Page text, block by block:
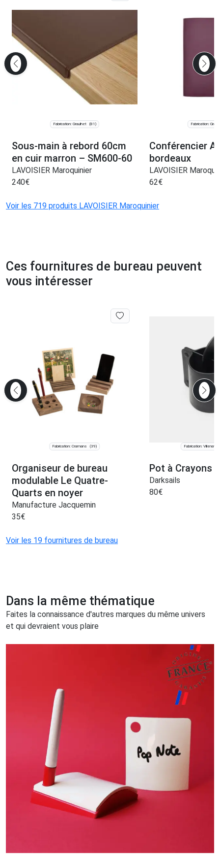
Fabrication: Graulhet (81)
Sous-main à rebord 60cm
en cuir marron – SM600-60
LAVOISIER Maroquinier
240€
Fabrication:
Conférencier
bordeaux
LAVOISIER
62€
Voir les 719 produits LAVOISIER Maroquinier
Ces fournitures de bureau peuvent
vous intéresser
Fabrication: Cramans (39)
Organiseur de bureau
modulable Le Quatre-
Quarts en noyer
Manufacture Jacquemin
35€
Fabrication: Villenave-
Pot à Crayons
Darksails
80€
Voir les 19 fournitures de bureau
Dans la même thématique
Faites la connaissance d'autres marques du même univers
et qui devraient vous plaire